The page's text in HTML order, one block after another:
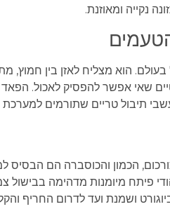
נקייה ומאוזנת.
הוא מצליח לאזן בין חמוץ,
שאי אפשר להפסיק לאכול.
תיבול טריים שתורמים למערכת
הכמון והכוסברה הם הבסיס
פיתח מיומנות מדהימה בבישול
ושמנת ועד לדרום החריף